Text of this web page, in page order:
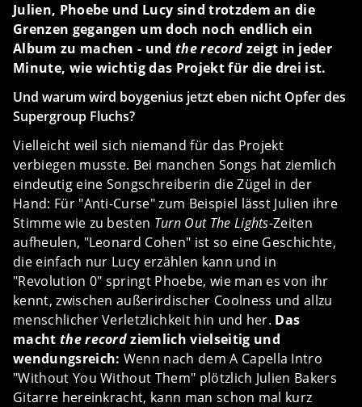
Julien, Phoebe und Lucy sind trotzdem an die
Grenzen gegangen um doch noch endlich ein
Album zu machen - und the record zeigt in jeder
Minute, wie wichtig das Projekt für die drei ist.
Und warum wird boygenius jetzt eben nicht Opfer des
Supergroup Fluchs?
Vielleicht weil sich niemand für das Projekt
verbiegen musste. Bei manchen Songs hat ziemlich
eindeutig eine Songschreiberin die Zügel in der
Hand: Für "Anti-Curse" zum Beispiel lässt Julien ihre
Stimme wie zu besten Turn Out The Lights-Zeiten
aufheulen, "Leonard Cohen" ist so eine Geschichte,
die einfach nur Lucy erzählen kann und in
"Revolution 0" springt Phoebe, wie man es von ihr
kennt, zwischen außerirdischer Coolness und allzu
menschlicher Verletzlichkeit hin und her. Das
macht the record ziemlich vielseitig und
wendungsreich: Wenn nach dem A Capella Intro
"Without You Without Them" plötzlich Julien Bakers
Gitarre hereinkracht, kann man schon mal kurz